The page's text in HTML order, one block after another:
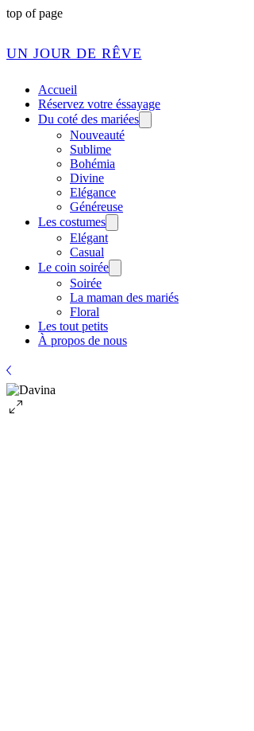
top of page
UN JOUR DE RÊVE
Accueil
Réservez votre éssayage
Du coté des mariées
Nouveauté
Sublime
Bohémia
Divine
Elégance
Généreuse
Les costumes
Elégant
Casual
Le coin soirée
Soirée
La maman des mariés
Floral
Les tout petits
À propos de nous